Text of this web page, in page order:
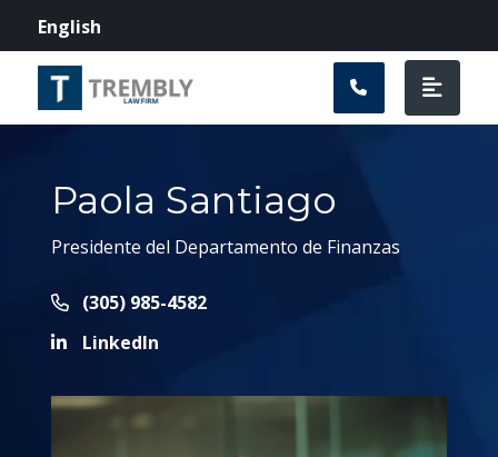
English
Paola Santiago
Presidente del Departamento de Finanzas
Call Now at
(305) 985-4582
LinkedIn